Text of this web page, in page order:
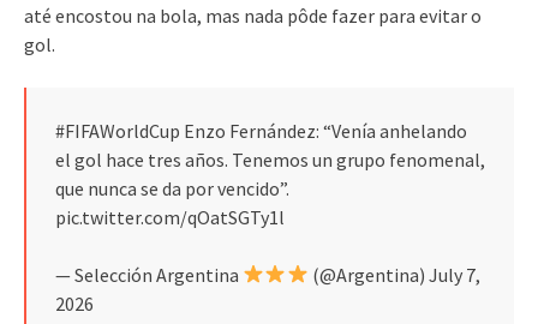
até encostou na bola, mas nada pôde fazer para evitar o
gol.
#FIFAWorldCup Enzo Fernández: “Venía anhelando
el gol hace tres años. Tenemos un grupo fenomenal,
que nunca se da por vencido”.
pic.twitter.com/qOatSGTy1l
— Selección Argentina
(@Argentina) July 7,
2026